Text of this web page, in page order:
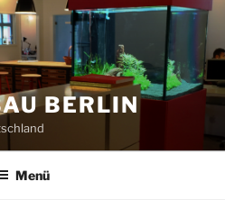
BERLIN
Menü